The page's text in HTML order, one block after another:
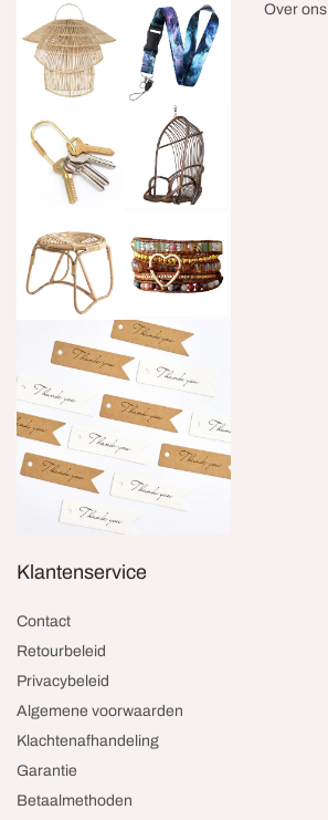
Over ons
Klantenservice
Contact
Retourbeleid
Privacybeleid
Algemene voorwaarden
Klachtenafhandeling
Garantie
Betaalmethoden